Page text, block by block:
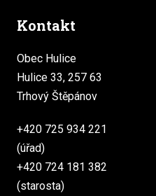
Kontakt
Obec Hulice
Hulice 33, 257 63
Trhový Štěpánov
+420 725 934 221
(úřad)
+420 724 181 382
(starosta)